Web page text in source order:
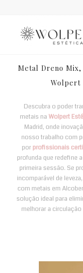
Metal Dreno
Wolpert
Descubra o poder
metais naWolpert
Madrid, onde
nosso trabalho com
por profissionais
profunda que redefine
primeira sessão. Se
incomparável de
com metais em
solução ideal para
melhorar a